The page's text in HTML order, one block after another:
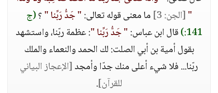
"[الجن: 3] ما معنى قوله تعالى:" جَدُّ رَبِّنا "؟(ج
141:) قال ابن عباس:" جَدُّ رَبِّنا ": عظمة ربّنا، واستشهد
بقول أمية بن أبي الصلت: لك الحمد والنعماء والملك
ربّنا... فلا شيء أعلى منك جدّا وأمجد[الإعجاز البياني
للقرآن].